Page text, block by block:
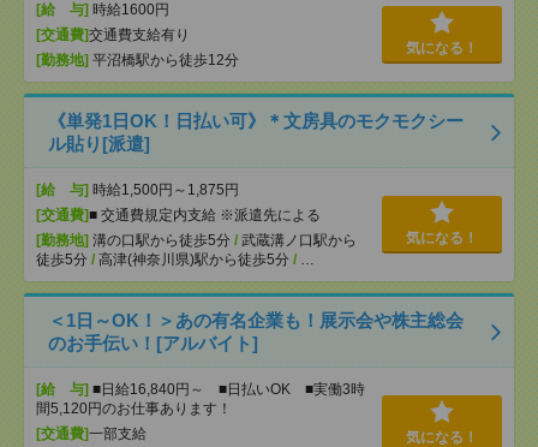
[給 与] 時給1600円
[交通費]交通費支給有り
[勤務地] 平沼橋駅から徒歩12分
気になる！
《単発1日OK！日払い可》＊文房具のモクモクシー
ル貼り[派遣]
[給 与] 時給1,500円～1,875円
[交通費]■ 交通費規定内支給 ※派遣先による
[勤務地] 溝の口駅から徒歩5分 / 武蔵溝ノ口駅から
徒歩5分 / 高津(神奈川県)駅から徒歩5分 / …
気になる！
＜1日～OK！＞あの有名企業も！展示会や株主総会
のお手伝い！[アルバイト]
[給 与] ■日給16,840円～ ■日払いOK ■実働3時
間5,120円のお仕事あります！
[交通費]一部支給
気になる！